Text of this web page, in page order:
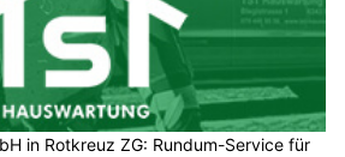
in Rotkreuz ZG: Rundum-Service für